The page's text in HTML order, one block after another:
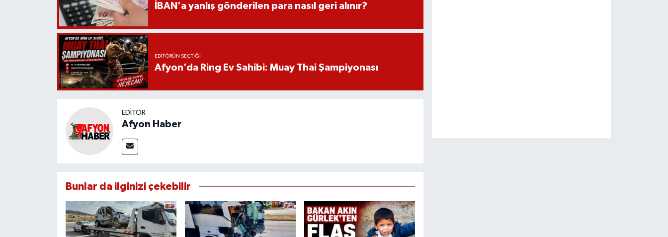
İBAN'a yanlış gönderilen para nasıl geri alınır?
EDITÖRÜN SEÇTIĞI
Afyon’da Ring Ev Sahibi: Muay Thai Şampiyonası
EDITÖR
Afyon Haber
Bunlar da ilginizi çekebilir